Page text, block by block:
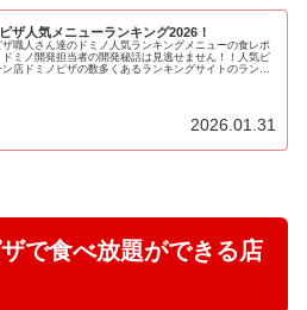
ザ人気メニューランキング2026！
ザ職人さん達のドミノ人気ランキングメニューの食レポ
ドミノ開発担当者の開発秘話は見逃せません！！人気ピ
ン店ドミノピザの数多くあるランキングサイトのランキ
2026.01.31
で食べ放題ができる店